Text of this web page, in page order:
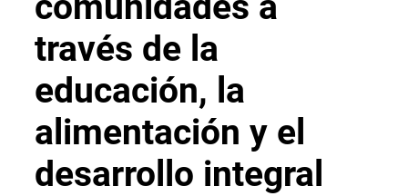
través de la
educación, la
alimentación y el
desarrollo integral